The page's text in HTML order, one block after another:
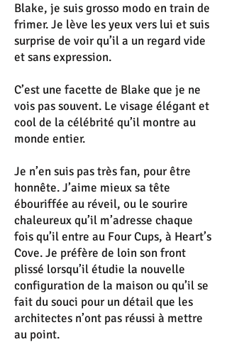
Blake, je suis grosso modo en train de
frimer. Je lève les yeux vers lui et suis
surprise de voir qu’il a un regard vide
et sans expression.
C’est une facette de Blake que je ne
vois pas souvent. Le visage élégant et
cool de la célébrité qu’il montre au
monde entier.
Je n’en suis pas très fan, pour être
honnête. J’aime mieux sa tête
ébouriffée au réveil, ou le sourire
chaleureux qu’il m’adresse chaque
fois qu’il entre au Four Cups, à Heart’s
Cove. Je préfère de loin son front
plissé lorsqu’il étudie la nouvelle
configuration de la maison ou qu’il se
fait du souci pour un détail que les
architectes n’ont pas réussi à mettre
au point.